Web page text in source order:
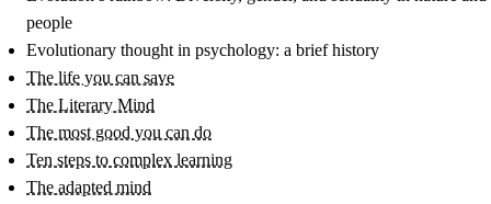
people
Evolutionary thought in psychology: a brief history
The life you can save
The Literary Mind
The most good you can do
Ten steps to complex learning
The adapted mind